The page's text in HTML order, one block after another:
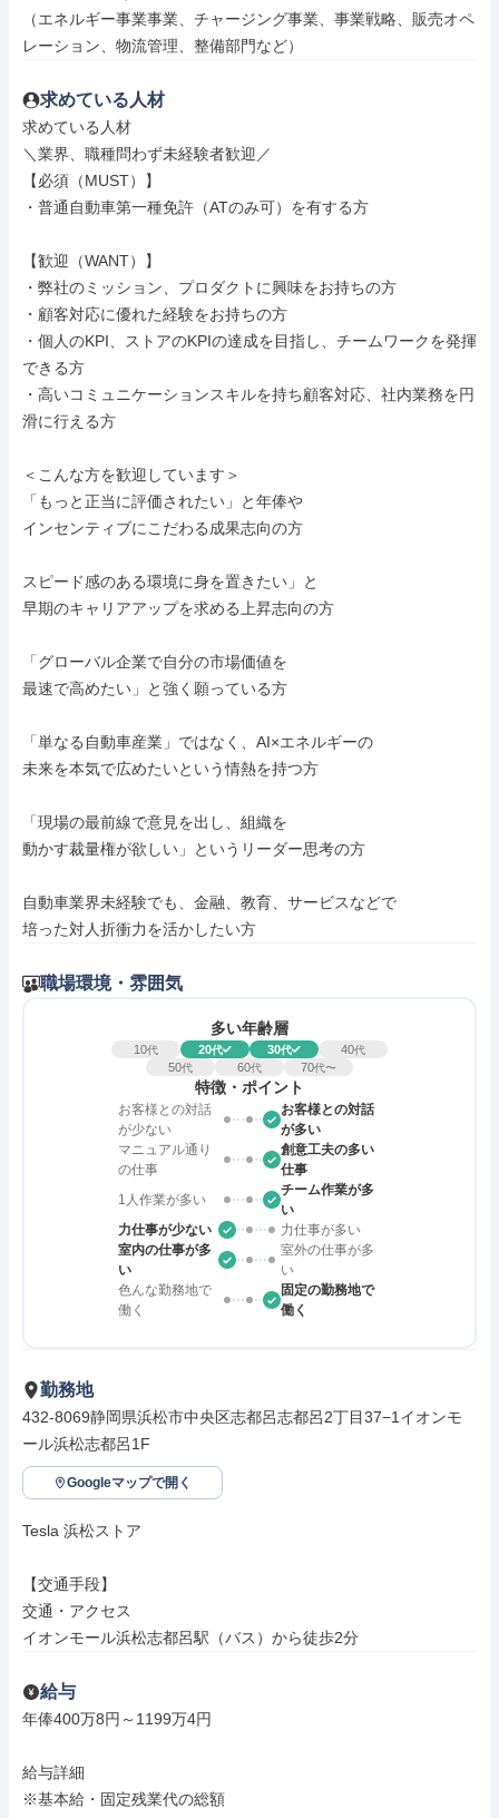
（エネルギー事業事業、チャージング事業、事業戦略、販売オペ
レーション、物流管理、整備部門など）
求めている人材
求めている人材
＼業界、職種問わず未経験者歓迎／
【必須（MUST）】
・普通自動車第一種免許（ATのみ可）を有する方
【歓迎（WANT）】
・弊社のミッション、プロダクトに興味をお持ちの方
・顧客対応に優れた経験をお持ちの方
・個人のKPI、ストアのKPIの達成を目指し、チームワークを発揮
できる方
・高いコミュニケーションスキルを持ち顧客対応、社内業務を円
滑に行える方
＜こんな方を歓迎しています＞
「もっと正当に評価されたい」と年俸や
インセンティブにこだわる成果志向の方
スピード感のある環境に身を置きたい」と
早期のキャリアアップを求める上昇志向の方
「グローバル企業で自分の市場価値を
最速で高めたい」と強く願っている方
「単なる自動車産業」ではなく、AI×エネルギーの
未来を本気で広めたいという情熱を持つ方
「現場の最前線で意見を出し、組織を
動かす裁量権が欲しい」というリーダー思考の方
自動車業界未経験でも、金融、教育、サービスなどで
培った対人折衝力を活かしたい方
職場環境・雰囲気
多い年齢層
10代 20代 30代 40代
50代 60代 70代〜
特徴・ポイント
お客様との対話
が少ない
お客様との対話
が多い
マニュアル通り
の仕事
創意工夫の多い
仕事
1人作業が多い
チーム作業が多
い
力仕事が少ない
力仕事が多い
室内の仕事が多
い
室外の仕事が多
い
色んな勤務地で
働く
固定の勤務地で
働く
勤務地
432-8069静岡県浜松市中央区志都呂志都呂2丁目37−1イオンモ
ール浜松志都呂1F
Googleマップで開く
Tesla 浜松ストア
【交通手段】
交通・アクセス
イオンモール浜松志都呂駅（バス）から徒歩2分
給与
年俸400万8円～1199万4円
給与詳細
※基本給・固定残業代の総額